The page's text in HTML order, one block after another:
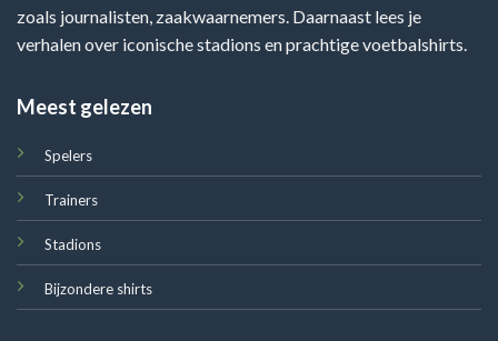
zoals journalisten, zaakwaarnemers. Daarnaast lees je
verhalen over iconische stadions en prachtige voetbalshirts.
Meest gelezen
Spelers
Trainers
Stadions
Bijzondere shirts